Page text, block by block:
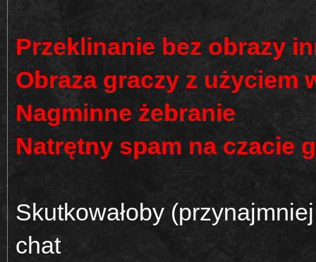
Przeklinanie bez obrazy
Obraza graczy z użyciem
Nagminne żebranie
Natrętny spam na czacie
Skutkowałoby
chat